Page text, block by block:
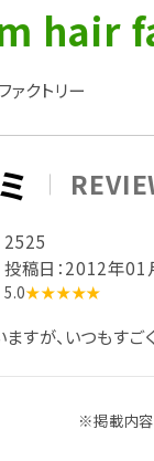
hair
ァクトリー
2525
投稿日：2012年01
5.0★★★★★
すが、いつもすご
※掲載内容